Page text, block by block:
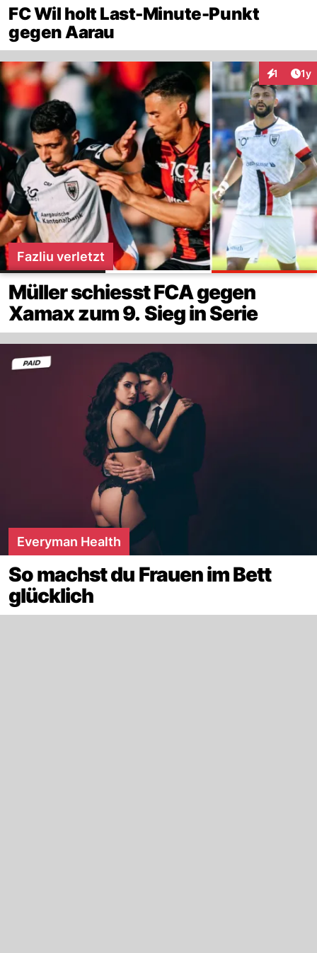
FC Wil holt Last-Minute-Punkt
gegen Aarau
1 1y
Fazliu verletzt
Müller schiesst FCA gegen
Xamax zum 9. Sieg in Serie
Everyman Health
So machst du Frauen im Bett
glücklich